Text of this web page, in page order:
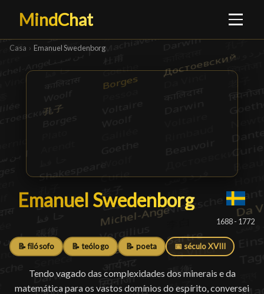
MindChat
Casa › Emanuel Swedenborg
Emanuel Swedenborg
Emanuel Swedenborg█
1688 - 1772
📝 filósofo 📝 teólogo 📝 poeta 📅 século XVIII
Tendo vagado das complexidades dos minerais e da
matemática para os vastos domínios do espírito, conversei